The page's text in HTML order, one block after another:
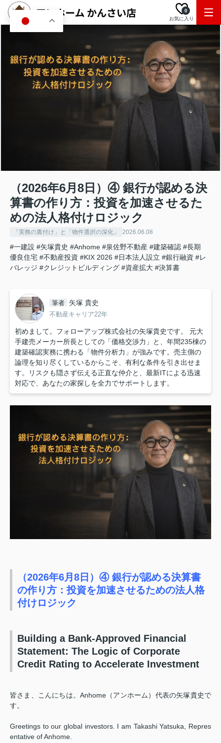
お気に入り
0
（2026年6月8日）④ 銀行が認める決
算書の作り方：投資を加速させるた
めの法人格付けロジック
「実務の裏付け」と「物件選択の深化」 2026.06.08
#一建設 #矢塚貴史 #Anhome #泉佐野不動産 #建築確認 #長期
優良住宅 #不動産投資 #KIX 2026 #日本法人設立 #銀行融資 #レ
バレッジ #クレジットビルディング #資産拡大 #決算書
筆者 矢塚 貴史
不動産キャリア22年
初めまして。フォローアップ株式会社の矢塚貴史です。 元大
手建売メーカー所長としての「価格交渉力」と、年間235棟の
建築確認実務に携わる「物件分析力」が強みです。売主側の
論理を知り尽くしているからこそ、有利な条件を引き出せま
す。リスクも隠さず伝える正直な仲介と、最新ITによる迅速
対応で、あなたの家探しを全力でサポートします。
（2026年6月8日）④ 銀行が認める決算書
の作り方：投資を加速させるための法人格
付けロジック
Building a Bank-Approved Financial
Statement: The Logic of Corporate
Credit Rating to Accelerate Investment
皆さま、こんにちは。Anhome（アンホーム）代表の矢塚貴史で
す。
Greetings to our global investors. I am Takashi Yatsuka, Repres
entative of Anhome.